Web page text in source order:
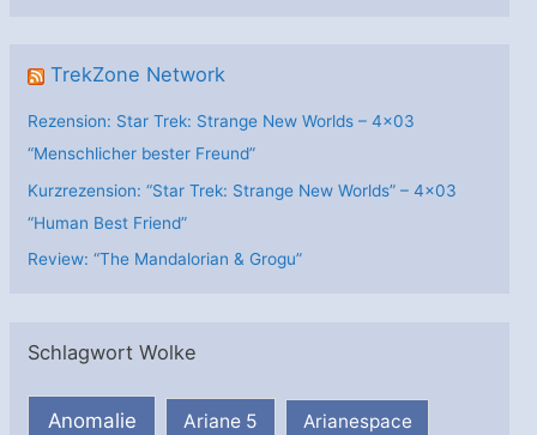
TrekZone Network
Rezension: Star Trek: Strange New Worlds – 4×03
“Menschlicher bester Freund”
Kurzrezension: “Star Trek: Strange New Worlds” – 4×03
“Human Best Friend”
Review: “The Mandalorian & Grogu”
Schlagwort Wolke
Anomalie Ariane 5 Arianespace